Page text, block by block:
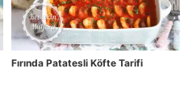
Fırında Patatesli Köfte Tarifi